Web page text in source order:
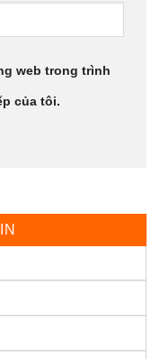
web trong trình
của tôi.